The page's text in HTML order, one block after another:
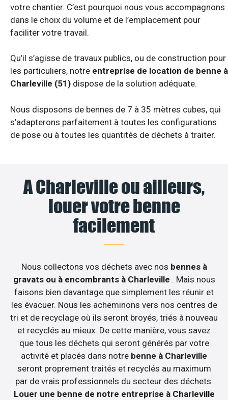
votre chantier. C’est pourquoi nous vous accompagnons
dans le choix du volume et de l’emplacement pour
faciliter votre travail.
Qu’il s’agisse de travaux publics, ou de construction pour
les particuliers, notre entreprise de location de benne à
Charleville (51) dispose de la solution adéquate.
Nous disposons de bennes de 7 à 35 mètres cubes, qui
s’adapterons parfaitement à toutes les configurations
de pose ou à toutes les quantités de déchets à traiter.
A Charleville ou ailleurs,
louer votre benne
facilement
Nous collectons vos déchets avec nos bennes à
gravats ou à encombrants à Charleville . Mais nous
faisons bien davantage que simplement les réunir et
les évacuer. Nous les acheminons vers nos centres de
tri et de recyclage où ils seront broyés, triés à nouveau
et recyclés au mieux. De cette manière, vous savez
que tous les déchets qui seront générés par votre
activité et placés dans notre benne à Charleville
seront proprement traités et recyclés au maximum
par de vrais professionnels du secteur des déchets.
Louer une benne de notre entreprise à Charleville